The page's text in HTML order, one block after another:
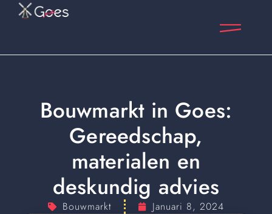
Bouwmarkt in Goes:
Gereedschap,
materialen en
deskundig advies
Bouwmarkt Januari 8, 2024